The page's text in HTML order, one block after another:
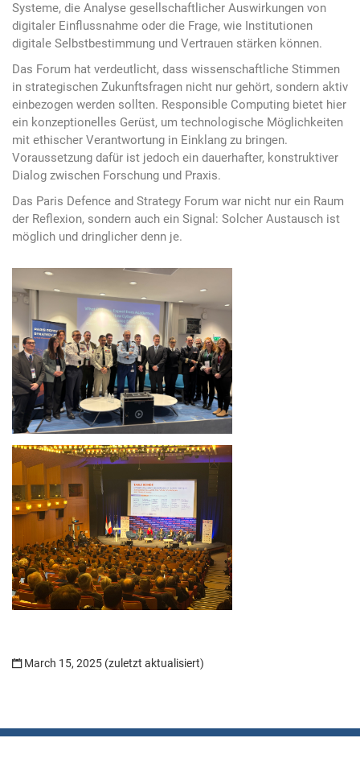
Systeme, die Analyse gesellschaftlicher Auswirkungen von
digitaler Einflussnahme oder die Frage, wie Institutionen
digitale Selbstbestimmung und Vertrauen stärken können.
Das Forum hat verdeutlicht, dass wissenschaftliche Stimmen
in strategischen Zukunftsfragen nicht nur gehört, sondern aktiv
einbezogen werden sollten. Responsible Computing bietet hier
ein konzeptionelles Gerüst, um technologische Möglichkeiten
mit ethischer Verantwortung in Einklang zu bringen.
Voraussetzung dafür ist jedoch ein dauerhafter, konstruktiver
Dialog zwischen Forschung und Praxis.
Das Paris Defence and Strategy Forum war nicht nur ein Raum
der Reflexion, sondern auch ein Signal: Solcher Austausch ist
möglich und dringlicher denn je.
March 15, 2025 (zuletzt aktualisiert)